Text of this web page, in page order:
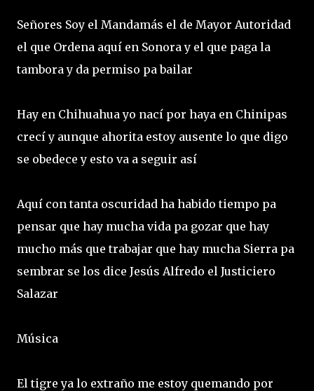
Señores Soy el Mandamás el de Mayor Autoridad
el que Ordena aquí en Sonora y el que paga la
tambora y da permiso pa bailar
Hay en Chihuahua yo nací por haya en Chinipas
crecí y aunque ahorita estoy ausente lo que digo
se obedece y esto va a seguir así
Aquí con tanta oscuridad ha habido tiempo pa
pensar que hay mucha vida pa gozar que hay
mucho más que trabajar que hay mucha Sierra pa
sembrar se los dice Jesús Alfredo el Justiciero
Salazar
Música
El tigre ya lo extraño me estoy quemando por